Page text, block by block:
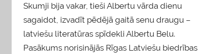
Skumji bija vakar, tieši Albertu vārda dienu
sagaidot, izvadīt pēdējā gaitā senu draugu –
latviešu literatūras spīdekli Albertu Belu.
Pasākums norisinājās Rīgas Latviešu biedrības